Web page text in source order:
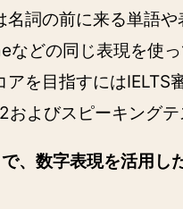
名詞の前に来る単語
などの同じ表現を使
アを目指すにはIELTS
およびスピーキング
、数字表現を活用し